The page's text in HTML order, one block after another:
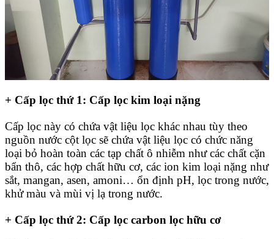
+ Cấp lọc thứ 1: Cấp lọc kim loại nặng
Cấp lọc này có chứa vật liệu lọc khác nhau tùy theo
nguồn nước cột lọc sẽ chứa vật liệu lọc có chức năng
loại bỏ hoàn toàn các tạp chất ô nhiễm như các chất cặn
bẩn thô, các hợp chất hữu cơ, các ion kim loại nặng như
sắt, mangan, asen, amoni… ổn định pH, lọc trong nước,
khử màu và mùi vị lạ trong nước.
+ Cấp lọc thứ 2: Cấp lọc carbon lọc hữu cơ